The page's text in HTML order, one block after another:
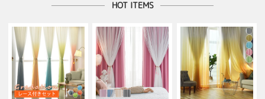
HOT ITEMS